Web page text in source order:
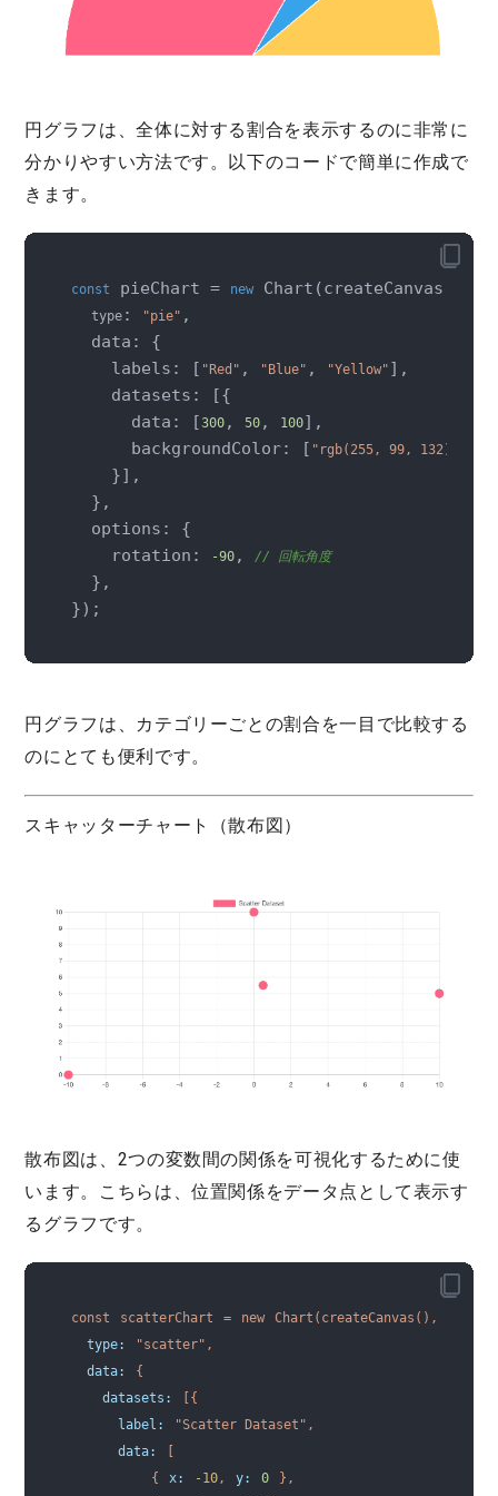
円グラフは、全体に対する割合を表示するのに非常に
分かりやすい方法です。以下のコードで簡単に作成で
きます。
const pieChart = new Chart(createCanvas(), {
type: "pie" ,
  data: {
    labels: [
"Red" , "Blue" , "Yellow" ],
    datasets: [{
      data: [
300, 50, 100],
      backgroundColor: [
"rgb(255, 99, 132)"
    }],
  },
  options: {
    rotation:
-90, // 回転角度
  },
});
円グラフは、カテゴリーごとの割合を一目で比較する
のにとても便利です。
スキャッターチャート（散布図）
散布図は、2つの変数間の関係を可視化するために使
います。こちらは、位置関係をデータ点として表示す
るグラフです。
const scatterChart = new Chart(createCanvas(),
type: "scatter" ,
  data:
{
    datasets:
[{
      label:
"Scatter Dataset" ,
      data:
{
x: -10, y: 0
},